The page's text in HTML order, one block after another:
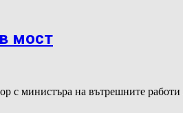
мост
с министъра на вътрешните